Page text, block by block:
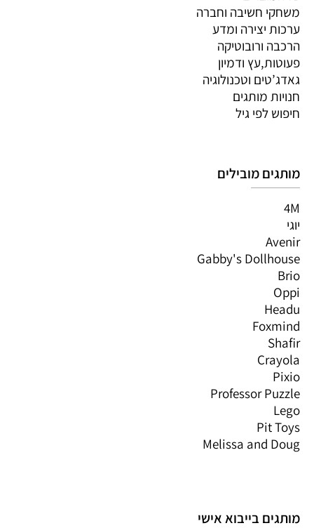
משחקי חשיבה וחברה
ערכות יצירה ומדע
הרכבה ורובוטיקה
פעוטות,עץ ודמיון
גאדג’טים וטכנולוגיה
חנויות מותגים
חיפוש לפי גיל
מותגים מובילים
4M
יוגי
Avenir
Gabby's Dollhouse
Brio
Oppi
Headu
Foxmind
Shafir
Crayola
Pixio
Professor Puzzle
Lego
Pit Toys
Melissa and Doug
מותגים בייבוא אישי